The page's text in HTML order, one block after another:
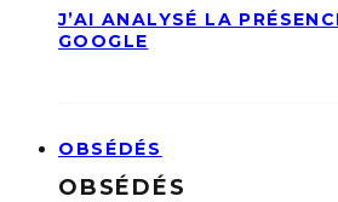
J’AI ANALYSÉ LA
GOOGLE
OBSÉDÉS
OBSÉDÉS